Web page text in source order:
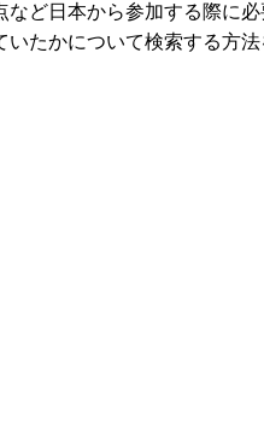
ど日本から参加する際に必
たかについて検索する方法